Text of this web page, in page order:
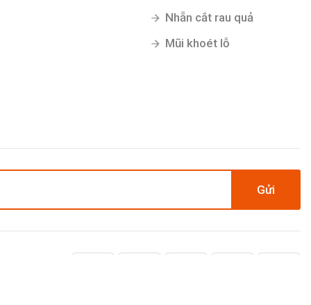
Nhẵn cắt rau quả
Mũi khoét lỗ
Gửi